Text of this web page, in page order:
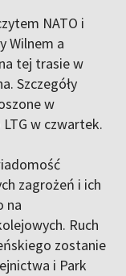
NATO i
Wilnem a
tej trasie w
Szczegóły
w
w czwartek.
zagrożeń i ich
na
Ruch
zostanie
i Park